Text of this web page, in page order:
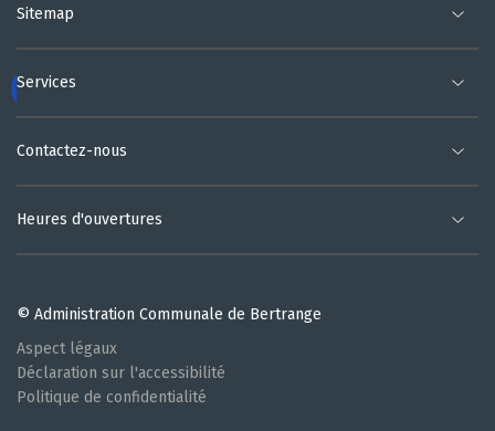
Sitemap
Services
Contactez-nous
Heures d'ouvertures
© Administration Communale de Bertrange
Aspect légaux
Déclaration sur l'accessibilité
Politique de confidentialité